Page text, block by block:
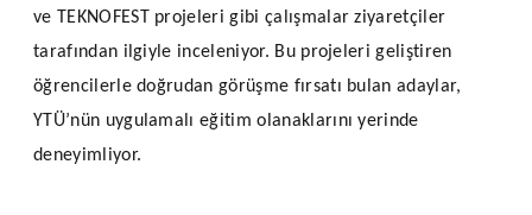
ve TEKNOFEST projeleri gibi çalışmalar ziyaretçiler
tarafından ilgiyle inceleniyor. Bu projeleri geliştiren
öğrencilerle doğrudan görüşme fırsatı bulan adaylar,
YTÜ’nün uygulamalı eğitim olanaklarını yerinde
deneyimliyor.